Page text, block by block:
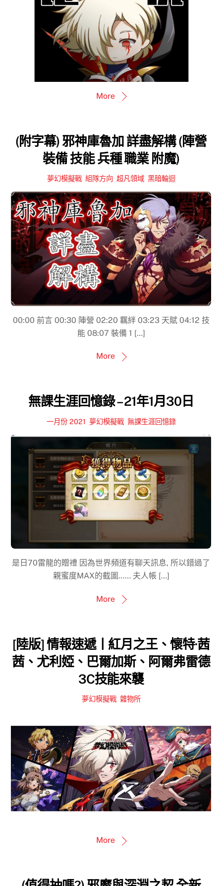
More
(附字幕) 邪神庫魯加 詳盡解構 (陣營
裝備 技能 兵種 職業 附魔)
夢幻模擬戰, 組隊方向 超凡領域, 黑暗輪迴
00:00 前言 00:30 陣營 02:20 羈絆 03:23 天賦 04:12 技
能 08:07 裝備 1 […]
More
無課生涯回憶錄 – 21年1月30日
一月份 2021 夢幻模擬戰, 無課生涯回憶錄
是日70雷龍的贈禮 因為世界頻道有聊天訊息, 所以錯過了
親蜜度MAX的截圖…… 夫人帳 […]
More
[陸版] 情報速遞丨紅月之王、懷特·茜
茜、尤利婭、巴爾加斯、阿爾弗雷德
3C技能來襲
夢幻模擬戰, 雜物所
More